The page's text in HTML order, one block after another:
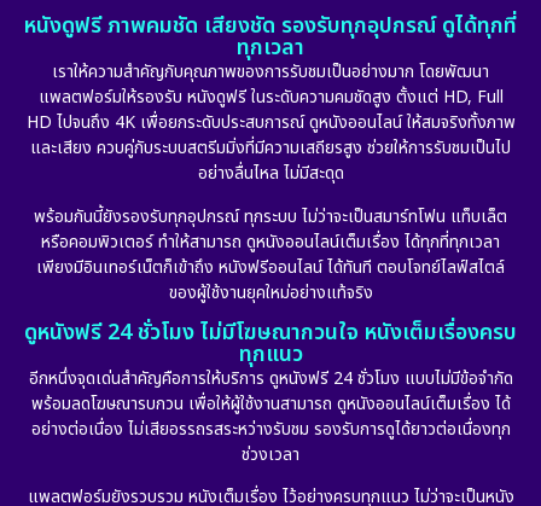
หนังดูฟรี ภาพคมชัด เสียงชัด รองรับทุกอุปกรณ์ ดูได้ทุกที่
ทุกเวลา
เราให้ความสำคัญกับคุณภาพของการรับชมเป็นอย่างมาก โดยพัฒนา
แพลตฟอร์มให้รองรับ หนังดูฟรี ในระดับความคมชัดสูง ตั้งแต่ HD, Full
HD ไปจนถึง 4K เพื่อยกระดับประสบการณ์ ดูหนังออนไลน์ ให้สมจริงทั้งภาพ
และเสียง ควบคู่กับระบบสตรีมมิ่งที่มีความเสถียรสูง ช่วยให้การรับชมเป็นไป
อย่างลื่นไหล ไม่มีสะดุด
พร้อมกันนี้ยังรองรับทุกอุปกรณ์ ทุกระบบ ไม่ว่าจะเป็นสมาร์ทโฟน แท็บเล็ต
หรือคอมพิวเตอร์ ทำให้สามารถ ดูหนังออนไลน์เต็มเรื่อง ได้ทุกที่ทุกเวลา
เพียงมีอินเทอร์เน็ตก็เข้าถึง หนังฟรีออนไลน์ ได้ทันที ตอบโจทย์ไลฟ์สไตล์
ของผู้ใช้งานยุคใหม่อย่างแท้จริง
ดูหนังฟรี 24 ชั่วโมง ไม่มีโฆษณากวนใจ หนังเต็มเรื่องครบ
ทุกแนว
อีกหนึ่งจุดเด่นสำคัญคือการให้บริการ ดูหนังฟรี 24 ชั่วโมง แบบไม่มีข้อจำกัด
พร้อมลดโฆษณารบกวน เพื่อให้ผู้ใช้งานสามารถ ดูหนังออนไลน์เต็มเรื่อง ได้
อย่างต่อเนื่อง ไม่เสียอรรถรสระหว่างรับชม รองรับการดูได้ยาวต่อเนื่องทุก
ช่วงเวลา
แพลตฟอร์มยังรวบรวม หนังเต็มเรื่อง ไว้อย่างครบทุกแนว ไม่ว่าจะเป็นหนัง